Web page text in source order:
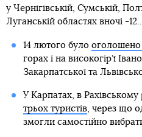
у Чернігівській, Сумській,
Луганській областях вночі -
14 лютого було
горах і на високогір’ї
Закарпатської та
У Карпатах, в Рахівському
трьох туристів, через що
змогли самостійно